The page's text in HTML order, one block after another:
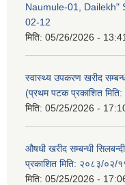
Naumule-01, Dailekh"
02-12
मिति: 05/26/2026 - 13:41
स्वास्थ्य उपकरण खरीद
(प्रथम पटक प्रकाशित
मिति: 05/25/2026 -
औषधी खरीद सम्बन्धी
प्रकाशित मिति: २०८३/०२/
मिति: 05/25/2026 -